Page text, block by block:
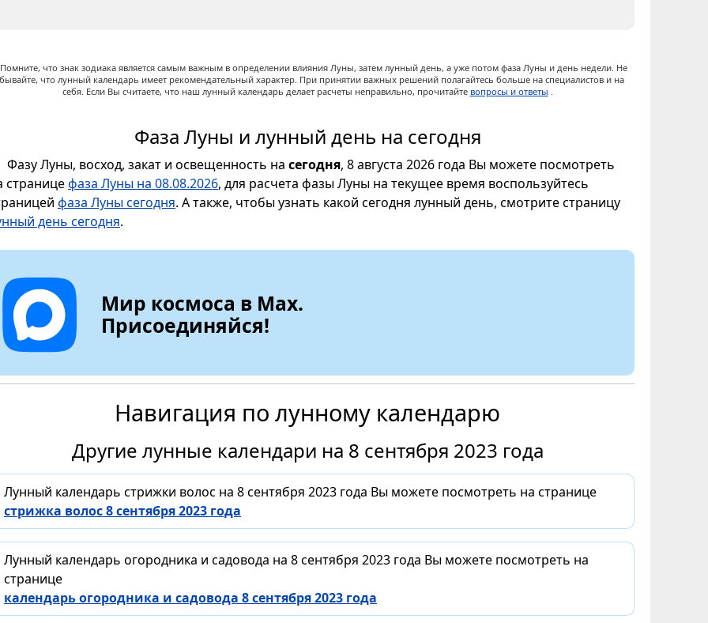
Помните, что знак зодиака является самым важным в определении влияния Луны, затем лунный день, а уже потом фаза Луны и день недели. Не
что лунный календарь имеет рекомендательный характер. При принятии важных решений полагайтесь больше на специалистов и на
себя. Если Вы считаете, что наш лунный календарь делает расчеты неправильно, прочитайте вопросы и ответы .
Фаза Луны и лунный день на сегодня
Фазу Луны, восход, закат и освещенность на сегодня, 8 августа 2026 года Вы можете посмотреть
страницефаза Луны на 08.08.2026, для расчета фазы Луны на текущее время воспользуйтесь
фаза Луны сегодня. А также, чтобы узнать какой сегодня лунный день, смотрите страницу
день сегодня.
Мир космоса в Max.
Присоединяйся!
Навигация по лунному календарю
Другие лунные календари на 8 сентября 2023 года
Лунный календарь стрижки волос на 8 сентября 2023 года Вы можете посмотреть на странице
стрижка волос 8 сентября 2023 года
Лунный календарь огородника и садовода на 8 сентября 2023 года Вы можете посмотреть на
странице
календарь огородника и садовода 8 сентября 2023 года